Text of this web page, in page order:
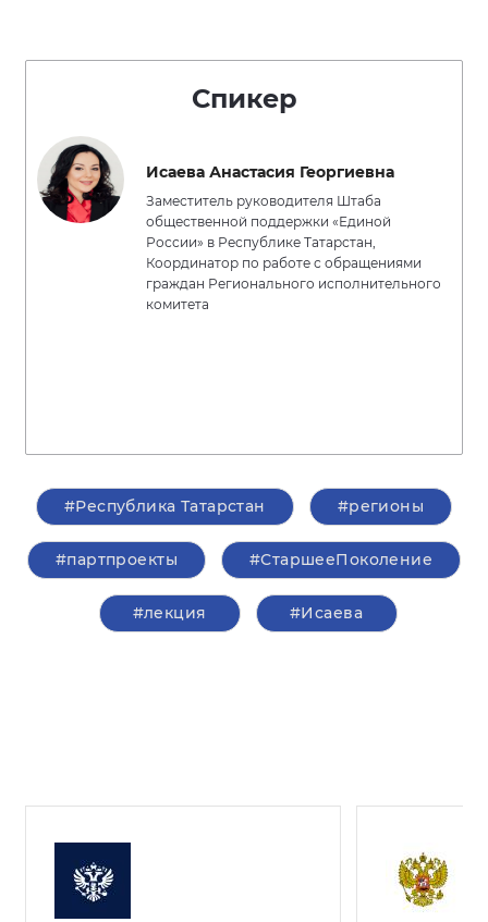
Спикер
Исаева Анастасия Георгиевна
Заместитель руководителя Штаба
общественной поддержки «Единой
России» в Республике Татарстан,
Координатор по работе с обращениями
граждан Регионального исполнительного
комитета
#Республика Татарстан #регионы
#партпроекты #СтаршееПоколение
#лекция #Исаева